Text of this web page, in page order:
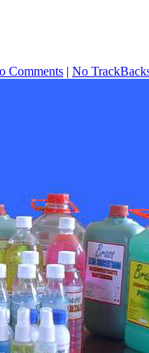
Comments | No